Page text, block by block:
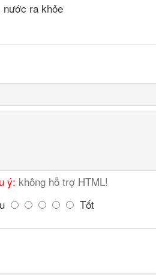
nước ra khỏe
ý: không hỗ trợ HTML!
Tốt